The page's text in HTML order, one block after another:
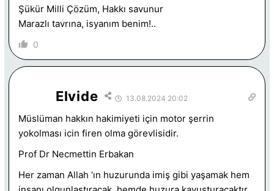
Şükür Milli Çözüm, Hakkı savunur
Marazlı tavrına, isyanım benim!..
0
Elvide 13.08.2024 20:02
Müslüman hakkın hakimiyeti için motor şerrin
yokolması icin firen olma görevlisidir.
Prof Dr Necmettin Erbakan
Her zaman Allah ‘ın huzurunda imiş gibi yaşamak hem